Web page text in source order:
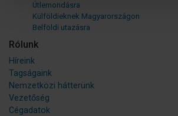
Útlemondásra
Külföldieknek Magyarországon
Belföldi utazásra
Rólunk
Híreink
Tagságaink
Nemzetközi hátterünk
Vezetőség
Cégadatok